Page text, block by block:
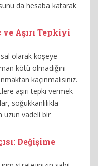
da hesaba katarak
Aşırı Tepkiyi
olarak köşeye
kötü olmadığını
kaçınmalısınız.
aşırı tepki vermek
soğukkanlılıkla
uzun vadeli bir
Değişime